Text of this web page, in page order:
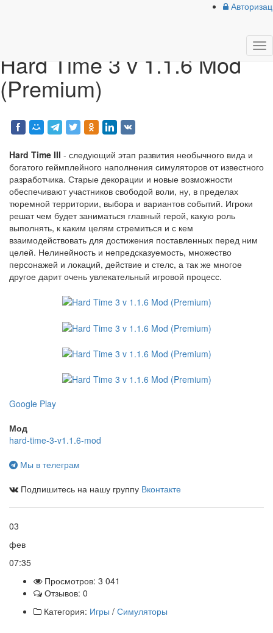
Hard Time 3 v 1.1.6 Mod
(Premium)
Hard Time III - следующий этап развития необычного вида и
богатого геймплейного наполнения симуляторов от известного
разработчика. Старые декорации и новые возможности
обеспечивают участников свободой воли, ну, в пределах
тюремной территории, выбора и вариантов событий. Игроки
решат чем будет заниматься главный герой, какую роль
выполнять, к каким целям стремиться и с кем
взаимодействовать для достижения поставленных перед ним
целей. Нелинейность и непредсказуемость, множество
персонажей и локаций, действие и стелс, а так же многое
другое дарит очень увлекательный игровой процесс.
Google Play
Мод
hard-time-3-v1.1.6-mod
Мы в телеграм
Подпишитесь на нашу группу Вконтакте
03
фев
07:35
Просмотров: 3 041
Отзывов: 0
Категория: Игры / Симуляторы